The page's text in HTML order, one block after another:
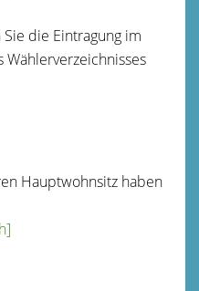
die Eintragung im
Hauptwohnsitz haben